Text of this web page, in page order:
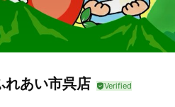
れあい市呉店